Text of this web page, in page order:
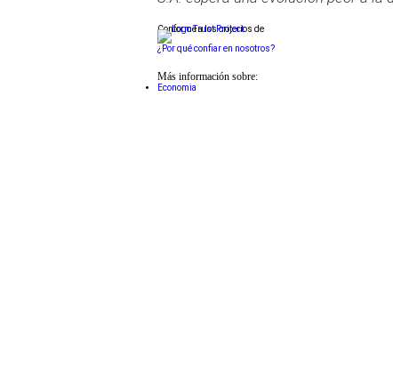
Conforme a los criterios de
¿Por qué confiar en nosotros?
Más información sobre:
Economia